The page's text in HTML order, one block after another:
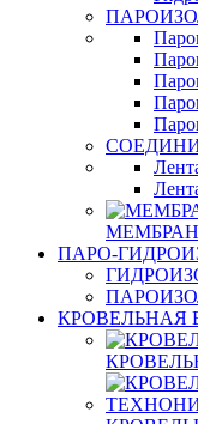
ПАРО-
КРОВЕЛЬНАЯ